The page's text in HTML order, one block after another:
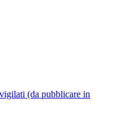
(da pubblicare in